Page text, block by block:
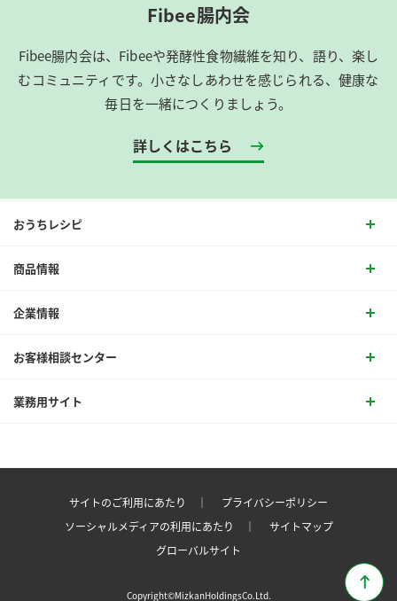
Fibee腸内会
Fibee腸内会は、​Fibeeや発酵性食物繊維を知り、語り、楽し
むコミュニティです。​小さなしあわせを感じられる、健康な
毎日を一緒につくりましょう。
詳しくはこちら
おうちレシピ
商品情報
企業情報
お客様相談センター
業務用サイト
サイトのご利用にあたり ｜
プライバシーポリシー
ソーシャルメディアの利用にあたり ｜
サイトマップ
グローバルサイト
Copyright©MizkanHoldingsCo.Ltd.